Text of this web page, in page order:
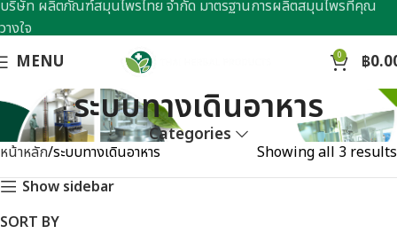
MENU 0 ฿
ระบบทางเดินอาหาร
Categories
หน้าหลัก ระบบทางเดินอาหาร
Showing all 3 results
Show sidebar
SORT BY
บริษัท ผลิตภัณฑ์สมุนไพรไทย จำกัด มาตรฐานการผลิตสมุนไพรที่คุณ
วางใจ